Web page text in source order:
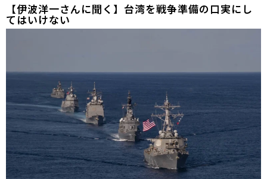
【伊波洋一さんに聞く】台湾を戦争準備の口実にし
てはいけない